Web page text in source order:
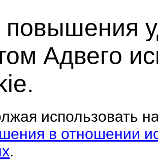
Адвего
использовать
в отношении
.